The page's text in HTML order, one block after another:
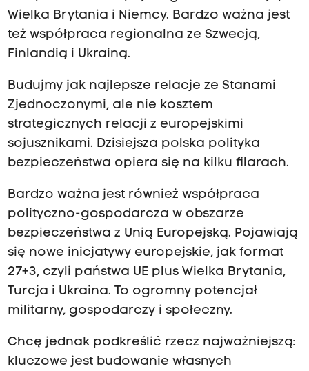
Wielka Brytania i Niemcy. Bardzo ważna jest
też współpraca regionalna ze Szwecją,
Finlandią i Ukrainą.
Budujmy jak najlepsze relacje ze Stanami
Zjednoczonymi, ale nie kosztem
strategicznych relacji z europejskimi
sojusznikami. Dzisiejsza polska polityka
bezpieczeństwa opiera się na kilku filarach.
Bardzo ważna jest również współpraca
polityczno-gospodarcza w obszarze
bezpieczeństwa z Unią Europejską. Pojawiają
się nowe inicjatywy europejskie, jak format
27+3, czyli państwa UE plus Wielka Brytania,
Turcja i Ukraina. To ogromny potencjał
militarny, gospodarczy i społeczny.
Chcę jednak podkreślić rzecz najważniejszą:
kluczowe jest budowanie własnych